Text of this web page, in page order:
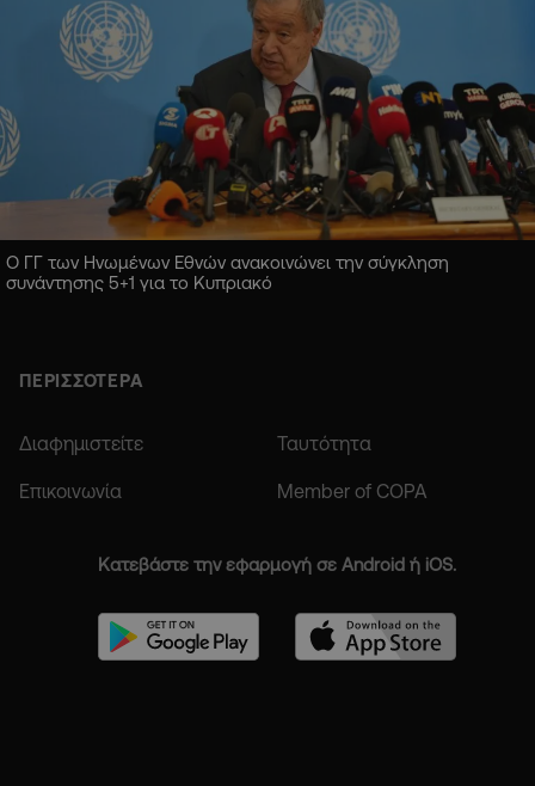
Ο ΓΓ των Ηνωμένων Εθνών ανακοινώνει την σύγκληση
συνάντησης 5+1 για το Κυπριακό
ΠΕΡΙΣΣΟΤΕΡΑ
Διαφημιστείτε Ταυτότητα
Επικοινωνία Member of COPA
Κατεβάστε την εφαρμογή σε Android ή iOS.